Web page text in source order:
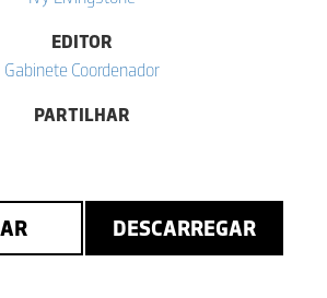
EDITOR
Gabinete Coordenador
PARTILHAR
DESCARREGAR